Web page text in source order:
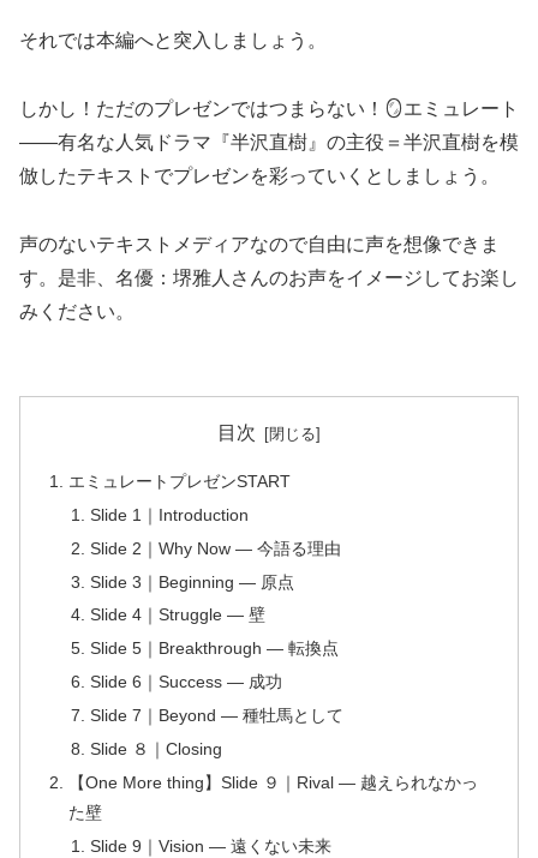
それでは本編へと突入しましょう。
しかし！ただのプレゼンではつまらない！🪞エミュレート
——有名な人気ドラマ『半沢直樹』の主役＝半沢直樹を模
倣したテキストでプレゼンを彩っていくとしましょう。
声のないテキストメディアなので自由に声を想像できま
す。是非、名優：堺雅人さんのお声をイメージしてお楽し
みください。
目次
エミュレートプレゼンSTART
Slide 1｜Introduction
Slide 2｜Why Now — 今語る理由
Slide 3｜Beginning — 原点
Slide 4｜Struggle — 壁
Slide 5｜Breakthrough — 転換点
Slide 6｜Success — 成功
Slide 7｜Beyond — 種牡馬として
Slide ８｜Closing
【One More thing】Slide ９｜Rival — 越えられなかっ
た壁
Slide 9｜Vision — 遠くない未来